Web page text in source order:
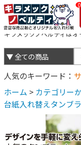
0
キラメックノベルティは
人気のキーワード
ホーム > カテゴリー
台紙入れ替えタンブ